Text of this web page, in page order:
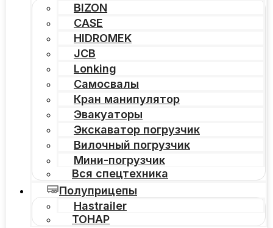
BIZON
CASE
HIDROMEK
JCB
Lonking
Самосвалы
Кран манипулятор
Эвакуаторы
Экскаватор погрузчик
Вилочный погрузчик
Мини-погрузчик
Вся спецтехника
Полуприцепы
Hastrailer
ТОНАР